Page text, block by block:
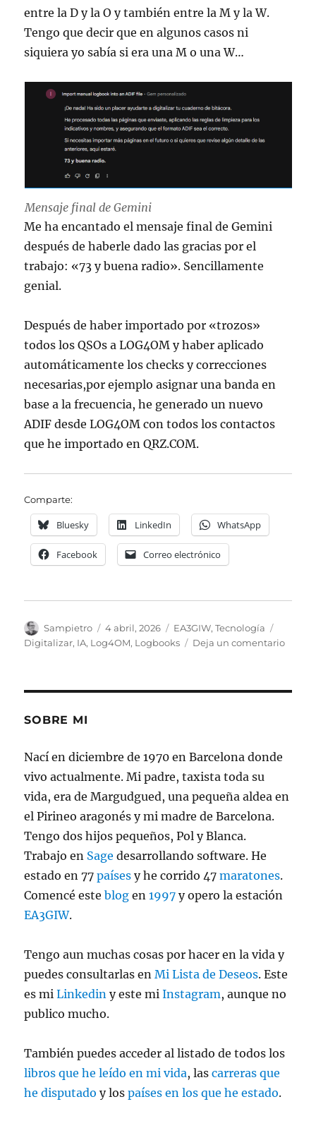
entre la D y la O y también entre la M y la W.
Tengo que decir que en algunos casos ni
siquiera yo sabía si era una M o una W…
Mensaje final de Gemini
Me ha encantado el mensaje final de Gemini
después de haberle dado las gracias por el
trabajo: «73 y buena radio». Sencillamente
genial.
Después de haber importado por «trozos»
todos los QSOs a LOG4OM y haber aplicado
automáticamente los checks y correcciones
necesarias,por ejemplo asignar una banda en
base a la frecuencia, he generado un nuevo
ADIF desde LOG4OM con todos los contactos
que he importado en QRZ.COM.
Comparte:
Bluesky LinkedIn WhatsApp
Facebook Correo electrónico
Autor
Sampietro
Publicado
el
4 abril, 2026 Categorías
EA3GIW,Tecnología
Digitalizar, IA, Log4OM, Logbooks Deja un comentarioen
SOBRE MI
Nací en diciembre de 1970 en Barcelona donde
vivo actualmente. Mi padre, taxista toda su
vida, era de Margudgued, una pequeña aldea en
el Pirineo aragonés y mi madre de Barcelona.
Tengo dos hijos pequeños, Pol y Blanca.
Trabajo en Sage desarrollando software. He
estado en 77países y he corrido 47maratones.
Comencé esteblog en1997 y opero la estación
EA3GIW.
Tengo aun muchas cosas por hacer en la vida y
puedes consultarlas enMi Lista de Deseos. Este
es miLinkedin y este miInstagram, aunque no
publico mucho.
También puedes acceder al listado de todos los
libros que he leído en mi vida, lascarreras que
he disputado y lospaíses en los que he estado.